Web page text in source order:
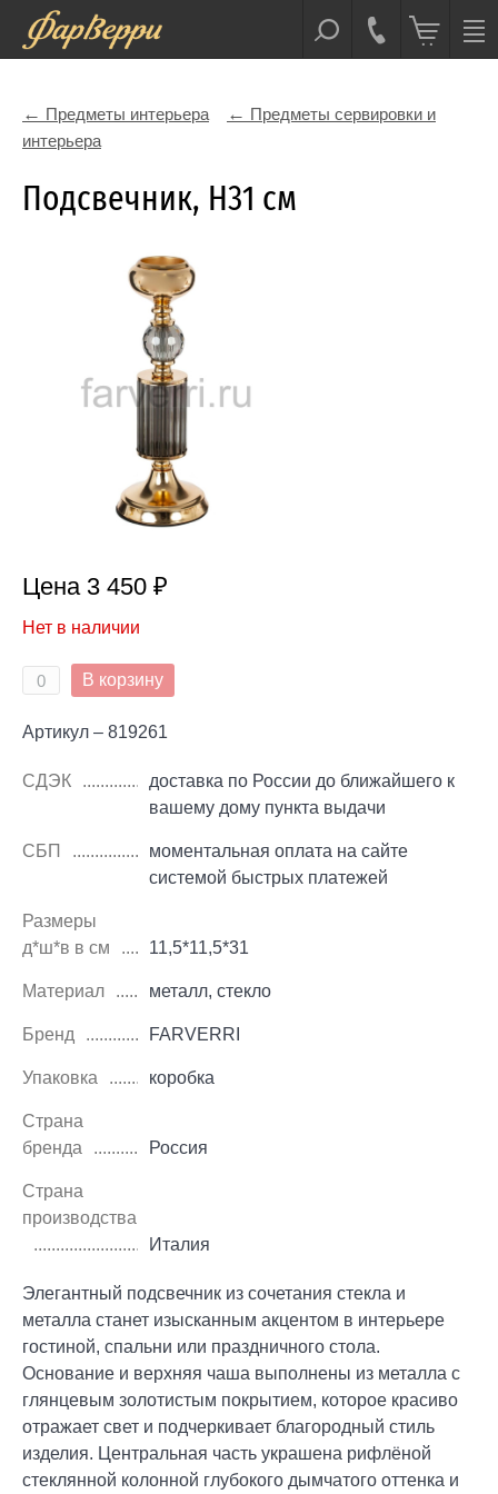
Предметы интерьера
Предметы сервировки и
интерьера
Подсвечник, H31 см
Цена 3 450 ₽
Нет в наличии
В корзину
Артикул – 819261
СДЭК
доставка по России до ближайшего к
вашему дому пункта выдачи
СБП
моментальная оплата на сайте
системой быстрых платежей
Размеры
д*ш*в в см
11,5*11,5*31
Материал металл, стекло
Бренд FARVERRI
Упаковка коробка
Страна
бренда
Россия
Страна
производства
Италия
Элегантный подсвечник из сочетания стекла и
металла станет изысканным акцентом в интерьере
гостиной, спальни или праздничного стола.
Основание и верхняя чаша выполнены из металла с
глянцевым золотистым покрытием, которое красиво
отражает свет и подчеркивает благородный стиль
изделия. Центральная часть украшена рифлёной
стеклянной колонной глубокого дымчатого оттенка и